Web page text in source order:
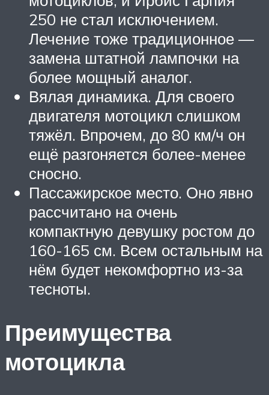
250 не стал исключением.
Лечение тоже традиционное —
замена штатной лампочки на
более мощный аналог.
Вялая динамика. Для своего
двигателя мотоцикл слишком
тяжёл. Впрочем, до 80 км/ч он
ещё разгоняется более-менее
сносно.
Пассажирское место. Оно явно
рассчитано на очень
компактную девушку ростом до
160-165 см. Всем остальным на
нём будет некомфортно из-за
тесноты.
Преимущества
мотоцикла